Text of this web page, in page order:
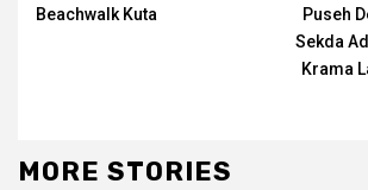
Beachwalk Kuta
Puseh
Sekda
Krama
MORE STORIES